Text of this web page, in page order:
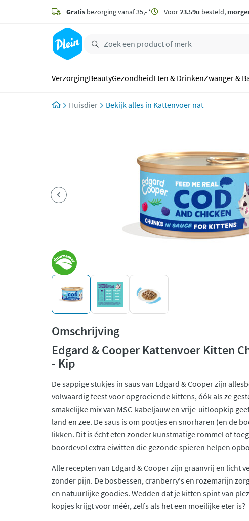
zoeken
hoofdinhoud
Gratis bezorging vanaf 35,- * Voor23.59u besteld,
VerzorgingBeautyGezondheidEten & DrinkenZwanger &
Huisdier Kattenvoer nat
Omschrijving
Edgard & Cooper Kattenvoer Kitten
- Kip
De sappige stukjes in saus van Edgard & Cooper zijn
volwaardig feest voor opgroeiende kittens, óók als ze
smakelijke mix van MSC-kabeljauw en vrije-uitloopkip
land en zee. De saus is om pootjes en snorharen (en de
likken. Dit is écht eten zonder kunstmatige rommel of
boordevol extra eiwitten die gezonde spieren helpen
Alle recepten van Edgard & Cooper zijn graanvrij en licht
zonder pijn. De bosbessen, cranberry's en rozemarijn
en natuurlijke goodies. Wedden dat je kitten spint van
kopjes krijgt voor méér, zelfs als het een moeilijke eter is?